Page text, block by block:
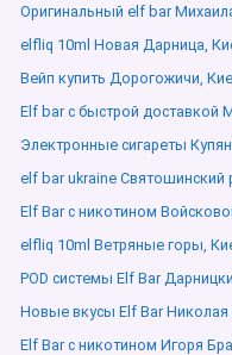
Оригинальный elf bar
elfliq 10ml Новая Дарница,
Вейп купить Дорогожичи,
Elf bar с быстрой доставкой
Электронные сигареты
elf bar ukraine Святошинский
Elf Bar с никотином
elfliq 10ml Ветряные горы,
POD системы Elf Bar
Новые вкусы Elf Bar
Elf Bar с никотином Игоря